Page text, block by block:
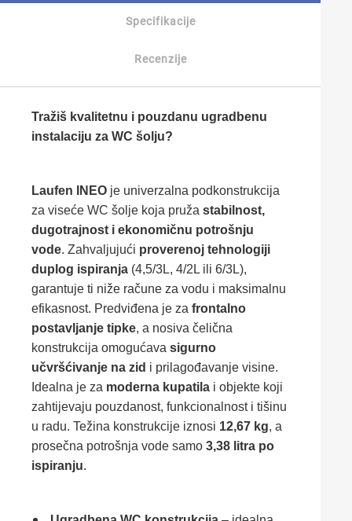
Specifikacije
Recenzije
Tražiš kvalitetnu i pouzdanu ugradbenu
instalaciju za WC šolju?
Laufen INEO je univerzalna podkonstrukcija
za viseće WC šolje koja pruža stabilnost,
dugotrajnost i ekonomičnu potrošnju
vode. Zahvaljujući proverenoj tehnologiji
duplog ispiranja (4,5/3L, 4/2L ili 6/3L),
garantuje ti niže račune za vodu i maksimalnu
efikasnost. Predviđena je za frontalno
postavljanje tipke, a nosiva čelična
konstrukcija omogućava sigurno
učvršćivanje na zid i prilagođavanje visine.
Idealna je za moderna kupatila i objekte koji
zahtijevaju pouzdanost, funkcionalnost i tišinu
u radu. Težina konstrukcije iznosi 12,67 kg, a
prosečna potrošnja vode samo 3,38 litra po
ispiranju.